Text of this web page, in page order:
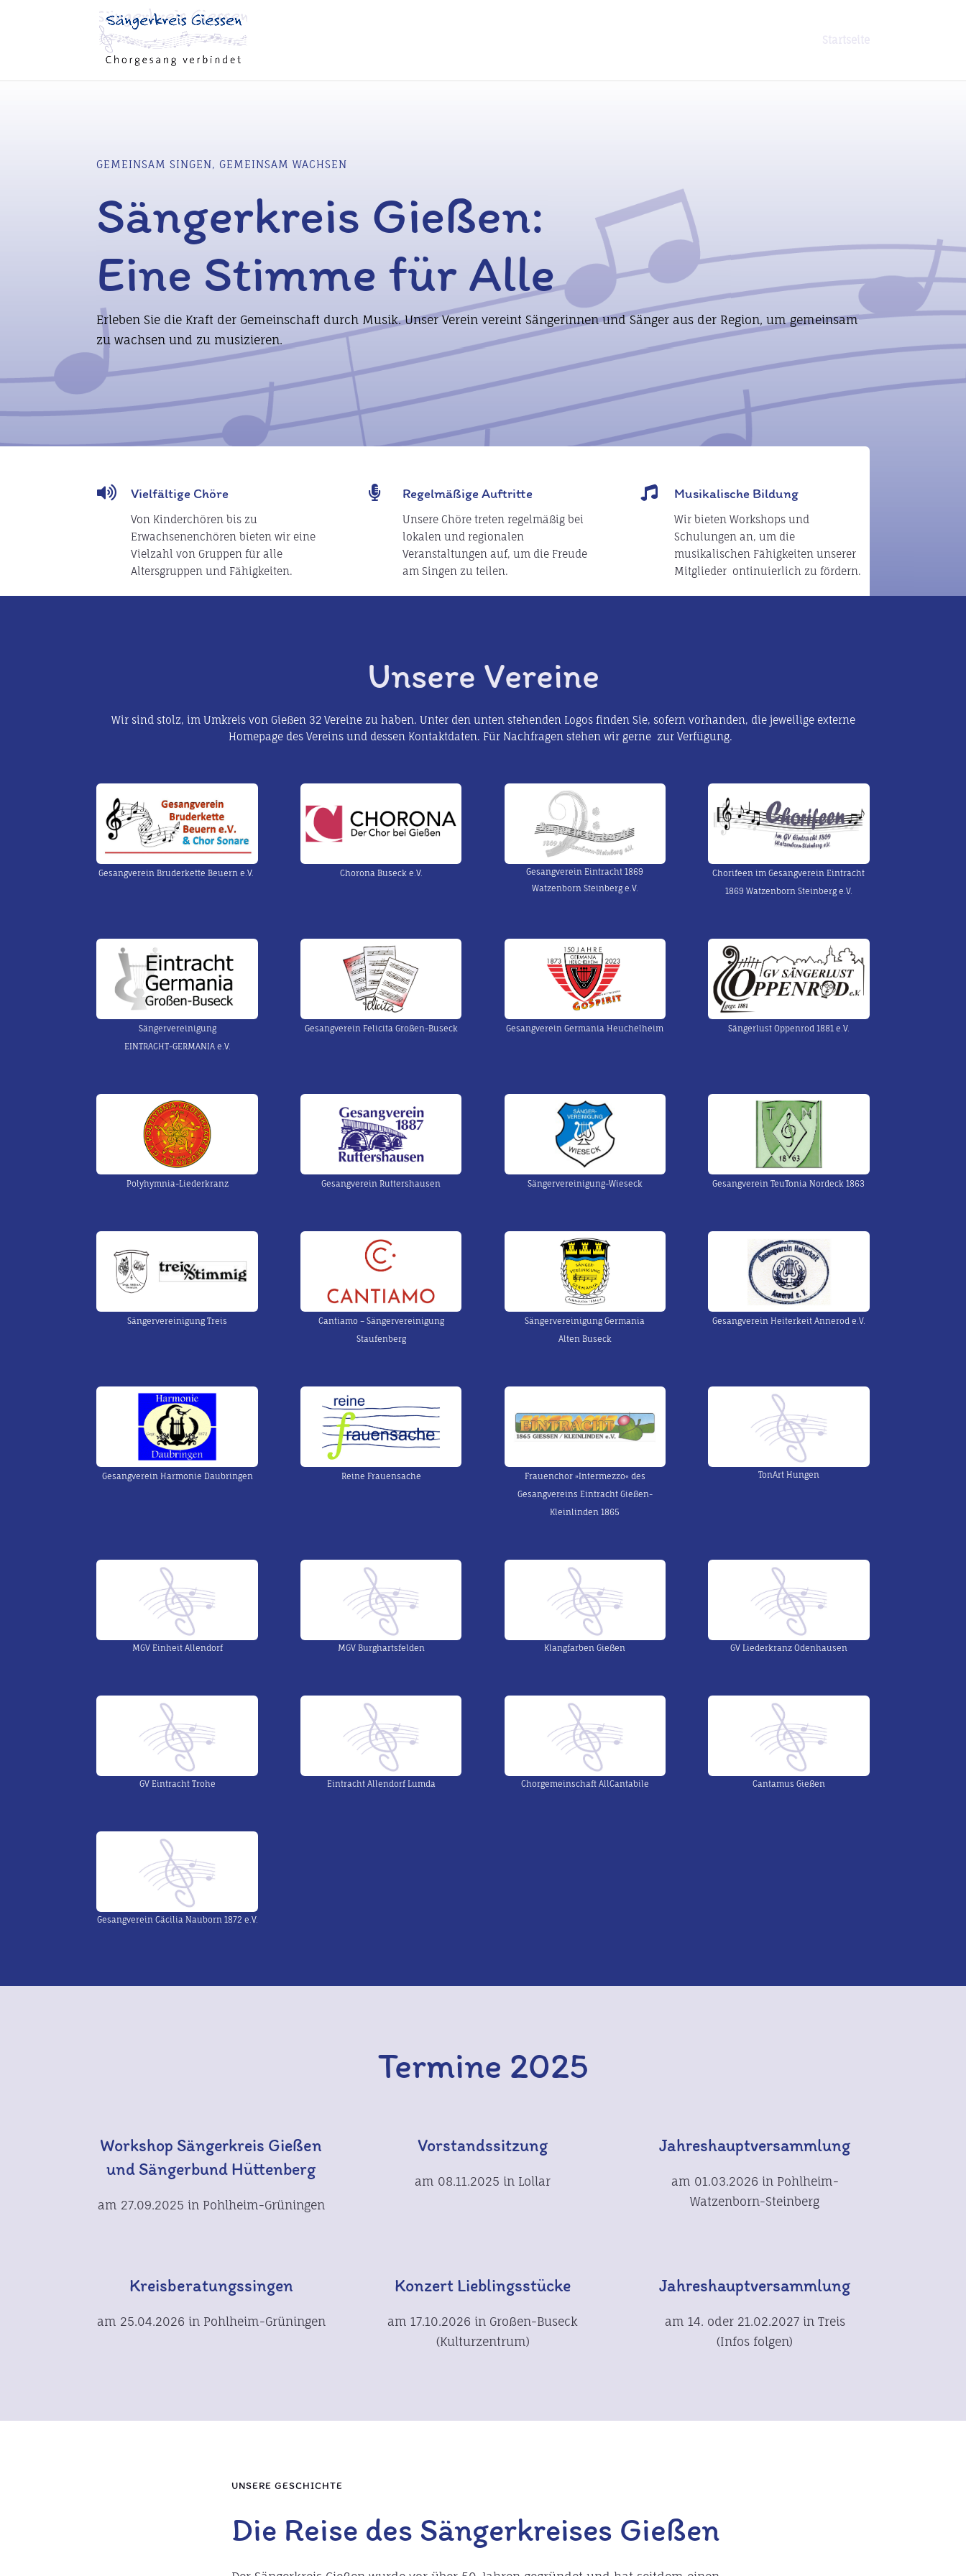
Startseite
GEMEINSAM SINGEN, GEMEINSAM WACHSEN
Sängerkreis Gießen:
Eine Stimme für Alle
Erleben Sie die Kraft der Gemeinschaft durch Musik. Unser Verein vereint Sängerinnen und Sänger aus der Region, um gemeinsam
zu wachsen und zu musizieren.
 Vielfältige Chöre
Von Kinderchören bis zu
Erwachsenenchören bieten wir eine
Vielzahl von Gruppen für alle
Altersgruppen und Fähigkeiten.
 Regelmäßige Auftritte
Unsere Chöre treten regelmäßig bei
lokalen und regionalen
Veranstaltungen auf, um die Freude
am Singen zu teilen.
 Musikalische Bildung
Wir bieten Workshops und
Schulungen an, um die
musikalischen Fähigkeiten unserer
Mitglieder ontinuierlich zu fördern.
Unsere Vereine
Wir sind stolz, im Umkreis von Gießen 32 Vereine zu haben. Unter den unten stehenden Logos finden Sie, sofern vorhanden, die jeweilige externe
Homepage des Vereins und dessen Kontaktdaten. Für Nachfragen stehen wir gerne zur Verfügung.
Gesangverein Bruderkette Beuern e.V. Chorona Buseck e.V.
Gesangverein Eintracht 1869
Watzenborn Steinberg e.V.
Chorifeen im Gesangverein Eintracht
1869 Watzenborn Steinberg e.V.
Sängervereinigung
EINTRACHT-GERMANIA e.V.
Gesangverein Felicita Großen-Buseck Gesangverein Germania Heuchelheim Sängerlust Oppenrod 1881 e.V.
Polyhymnia-Liederkranz Gesangverein Ruttershausen Sängervereinigung-Wieseck Gesangverein TeuTonia Nordeck 1863
Sängervereinigung Treis
Cantiamo – Sängervereinigung
Staufenberg
Sängervereinigung Germania
Alten Buseck
Gesangverein Heiterkeit Annerod e.V.
Gesangverein Harmonie Daubringen Reine Frauensache
Frauenchor »Intermezzo« des
Gesangvereins Eintracht Gießen-
Kleinlinden 1865
TonArt Hungen
MGV Einheit Allendorf MGV Burghartsfelden Klangfarben Gießen GV Liederkranz Odenhausen
GV Eintracht Trohe Eintracht Allendorf Lumda Chorgemeinschaft AllCantabile Cantamus Gießen
Gesangverein Cäcilia Nauborn 1872 e.V.
Termine 2025
Workshop Sängerkreis Gießen
und Sängerbund Hüttenberg
am 27.09.2025 in Pohlheim-Grüningen
Vorstandssitzung
am 08.11.2025 in Lollar
Jahreshauptversammlung
am 01.03.2026 in Pohlheim-
Watzenborn-Steinberg
Kreisberatungssingen
am 25.04.2026 in Pohlheim-Grüningen
Konzert Lieblingsstücke
am 17.10.2026 in Großen-Buseck
(Kulturzentrum)
Jahreshauptversammlung
am 14. oder 21.02.2027 in Treis
(Infos folgen)
UNSERE GESCHICHTE
Die Reise des Sängerkreises Gießen